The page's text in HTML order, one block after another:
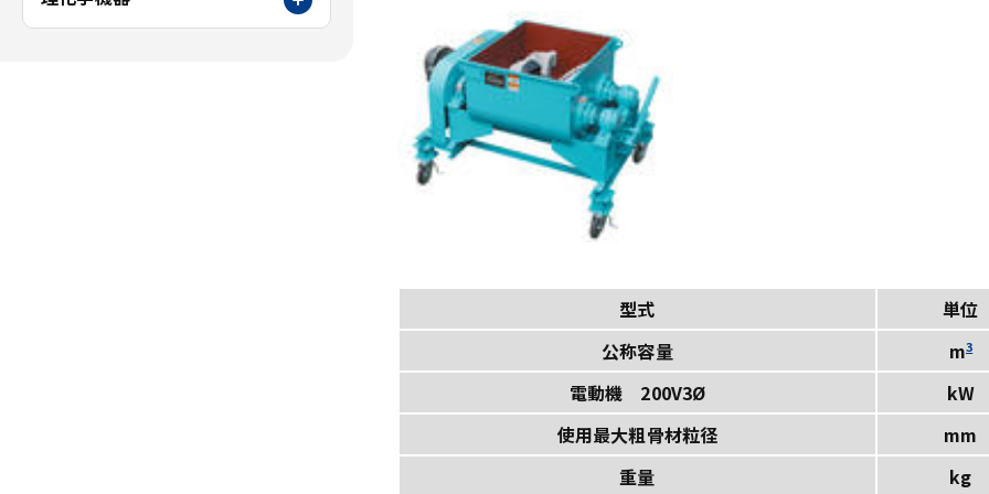
型式 単位
公称容量
m3
電動機 200V3Ø
kW
使用最大粗骨材粒径
mm
重量
kg